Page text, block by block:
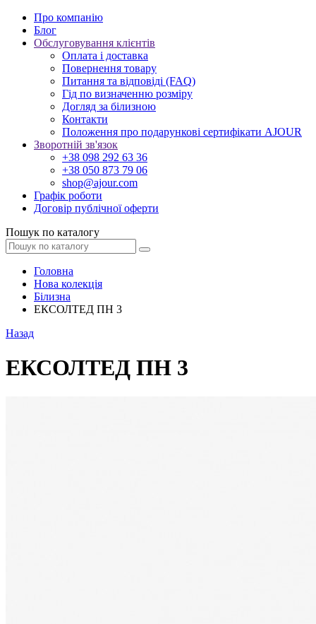
Про компанію
Блог
Обслуговування клієнтів
Оплата і доставка
Повернення товару
Питання та відповіді (FAQ)
Гід по визначенню розміру
Догляд за білизною
Контакти
Положення про подарункові сертифікати AJOUR
Зворотній зв'язок
+38 098 292 63 36
+38 050 873 79 06
shop@ajour.com
Графік роботи
Договір публічної оферти
Пошук по каталогу
Головна
Нова колекція
Білизна
ЕКСОЛТЕД ПН 3
Назад
ЕКСОЛТЕД ПН 3